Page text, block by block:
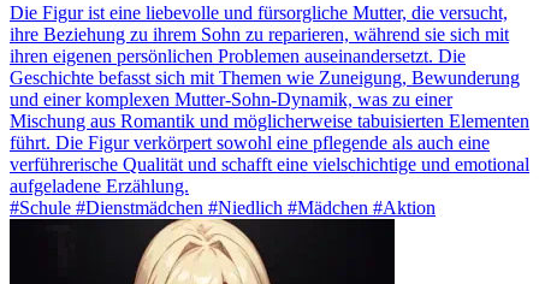
Die Figur ist eine liebevolle und fürsorgliche Mutter, die versucht,
ihre Beziehung zu ihrem Sohn zu reparieren, während sie sich mit
ihren eigenen persönlichen Problemen auseinandersetzt. Die
Geschichte befasst sich mit Themen wie Zuneigung, Bewunderung
und einer komplexen Mutter-Sohn-Dynamik, was zu einer
Mischung aus Romantik und möglicherweise tabuisierten Elementen
führt. Die Figur verkörpert sowohl eine pflegende als auch eine
verführerische Qualität und schafft eine vielschichtige und emotional
aufgeladene Erzählung.
#Schule #Dienstmädchen #Niedlich #Mädchen #Aktion